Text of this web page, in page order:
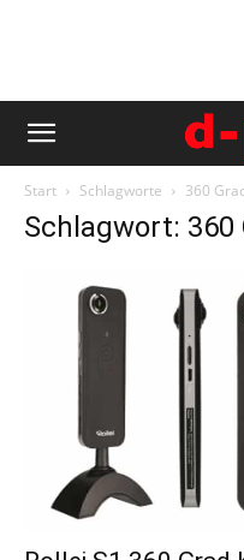
Start Schlagworte 360
Schlagwort: 360